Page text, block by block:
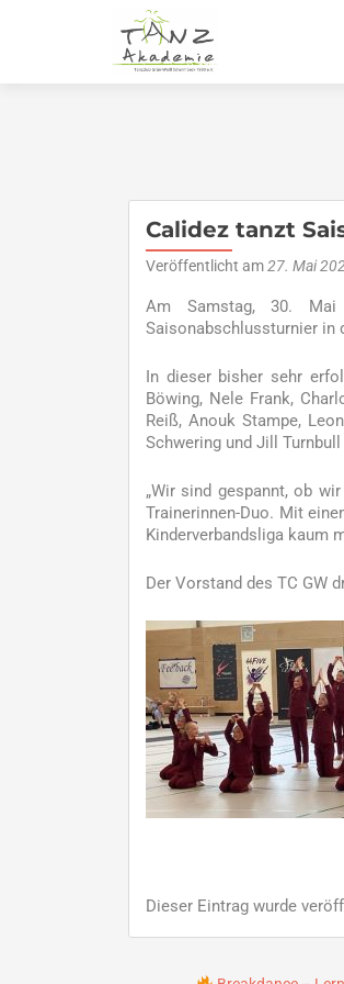
Calidez tanzt
Veröffentlicht am27. Mai
Am Samstag, 30. Mai
Saisonabschlussturnier in
In dieser bisher sehr
Böwing, Nele Frank,
Reiß, Anouk Stampe,
Schwering und Jill
„Wir sind gespannt, ob
Trainerinnen-Duo. Mit
Kinderverbandsliga kaum
Der Vorstand des TC GW
Dieser Eintrag wurde